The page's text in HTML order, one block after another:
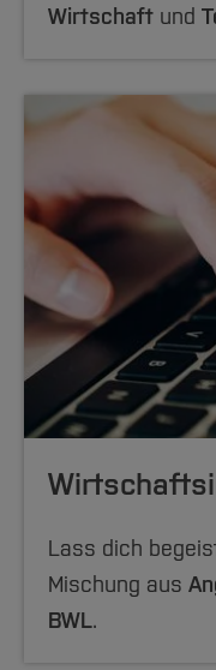
Wirtschaft und
Lass dich
Mischung aus
BWL.